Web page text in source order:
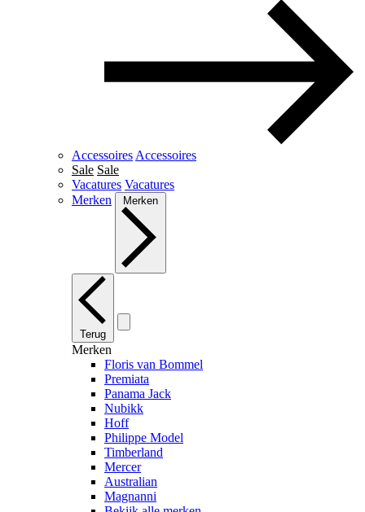
Accessoires Accessoires
Sale Sale
Vacatures Vacatures
Merken
Merken
Terug
Merken
Floris van Bommel
Premiata
Panama Jack
Nubikk
Hoff
Philippe Model
Timberland
Mercer
Australian
Magnanni